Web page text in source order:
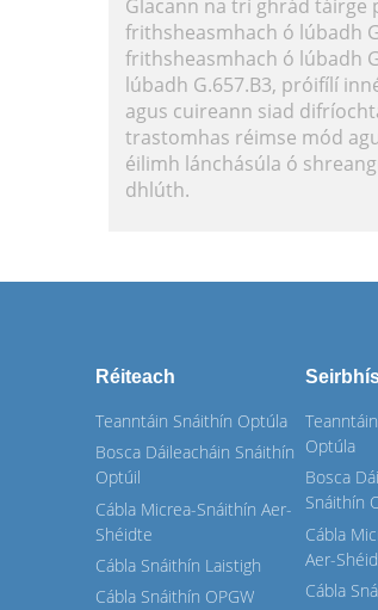
Glacann na trí ghrád
frithsheasmhach ó lúbadh
frithsheasmhach ó lúbadh
lúbadh G.657.B3, próifílí
agus cuireann siad
trastomhas réimse mód
éilimh lánchásúla ó
dhlúth.
Réiteach
Teanntáin Snáithín Optúla
Bosca Dáileacháin Snáithín
Optúil
Cábla Micrea-Snáithín Aer-
Shéidte
Cábla Snáithín Laistigh
Cábla Snáithín OPGW
Optúla
Bosca
Snáithín
Cábla
Aer-
Cábla